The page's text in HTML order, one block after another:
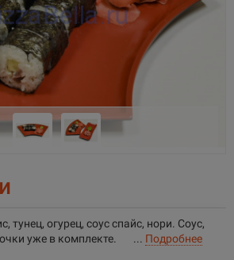
тунец, огурец, соус спайс, нори. Соус,
уже в комплекте. ... Подробнее